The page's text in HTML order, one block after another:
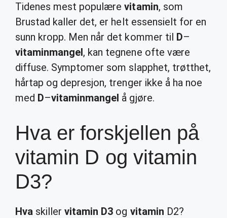
Tidenes mest populærevitamin, som
Brustad kaller det, er helt essensielt for en
sunn kropp. Men når det kommer til D–
vitaminmangel, kan tegnene ofte være
diffuse. Symptomer som slapphet, trøtthet,
hårtap og depresjon, trenger ikke å ha noe
med D–vitaminmangel å gjøre.
Hva er forskjellen på
vitamin D og vitamin
D3?
Hva skillervitamin D3 og vitamin D2?